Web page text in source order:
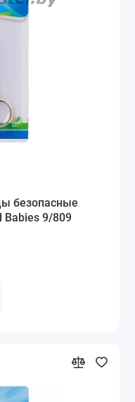
безопасные
Babies 9/809